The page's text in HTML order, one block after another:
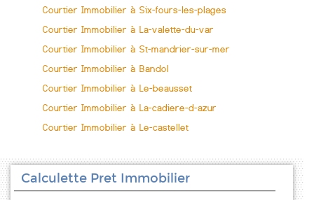
Courtier Immobilier à Six-fours-les-plages
Courtier Immobilier à La-valette-du-var
Courtier Immobilier à St-mandrier-sur-mer
Courtier Immobilier à Bandol
Courtier Immobilier à Le-beausset
Courtier Immobilier à La-cadiere-d-azur
Courtier Immobilier à Le-castellet
Calculette Pret Immobilier